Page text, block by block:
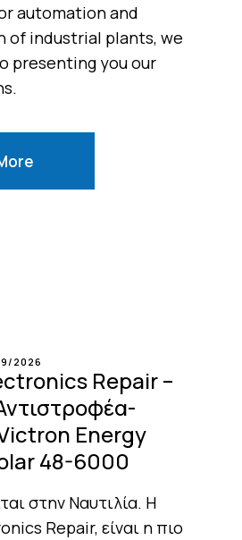
automation and
of industrial plants, we
presenting you our
2026
Repair –
Energy
48-6000
στην Ναυτιλία. Η
Repair, είναι η πιο